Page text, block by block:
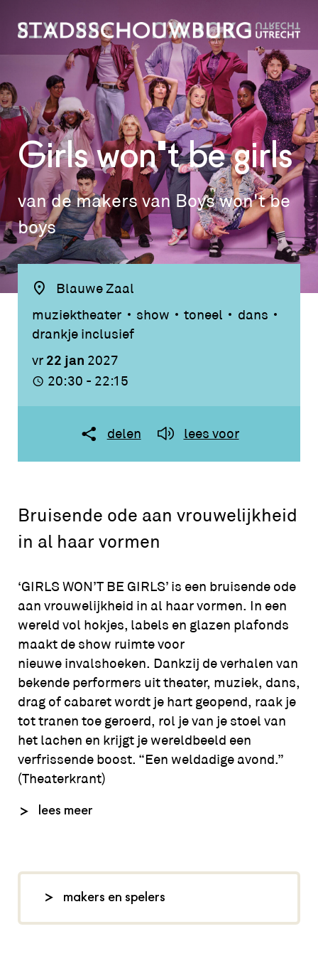
Girlswon't begirls
van de makers van Boys won't be
boys
Blauwe Zaal
muziektheater
show toneel
dans
drankje inclusief
vr 22 jan 2027
20:30 - 22:15
delen lees voor
Bruisende ode aan vrouwelijkheid
in al haar vormen
‘GIRLS WON’T BE GIRLS’ is een bruisende ode
aan vrouwelijkheid in al haar vormen. In een
wereld vol hokjes, labels en glazen plafonds
maakt de show ruimte voor
nieuwe invalshoeken. Dankzij de verhalen van
bekende performers uit theater, muziek, dans,
drag of cabaret wordt je hart geopend, raak je
tot tranen toe geroerd, rol je van je stoel van
het lachen en krijgt je wereldbeeld een
verfrissende boost. “Een weldadige avond.”
(Theaterkrant)
Elke voorstelling komt een andere cast uit
Anglionin, AdjoaMoon, Alejandra, Berat
Bebek, Wandana Biekram, Maybe
lees meer
makers en spelers